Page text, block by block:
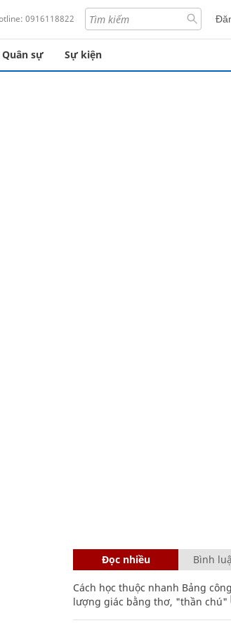
0916118822
Quân sự Sự kiện
Đọc nhiều Bình
Cách học thuộc nhanh Bảng
lượng giác bằng thơ, "thần chú"